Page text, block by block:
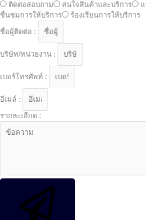
ติดต่อสอบถาม
สนใจสินค้าและบริการ
ชื่นชมการให้บริการ
ร้องเรียนการให้บริการ
ชื่อผู้ติดต่อ :
บริษัท/หน่วยงาน :
เบอร์โทรศัพท์ :
อีเมล์ :
รายละเอียด :